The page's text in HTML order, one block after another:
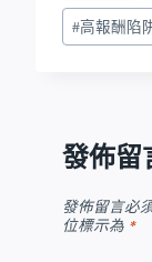
#高報酬陷
發佈留
發佈留言必
位標示為 *